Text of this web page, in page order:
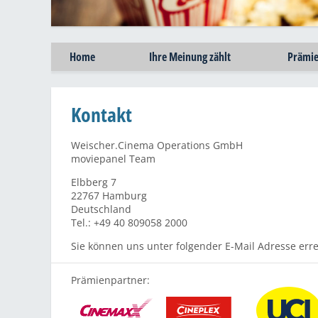
Home Ihre Meinung zählt
Kontakt
Weischer.Cinema Operations GmbH
moviepanel Team
Elbberg 7
22767 Hamburg
Deutschland
Tel.: +49 40 809058 2000
Sie können uns unter folgender E-Mail Adresse
Prämienpartner: